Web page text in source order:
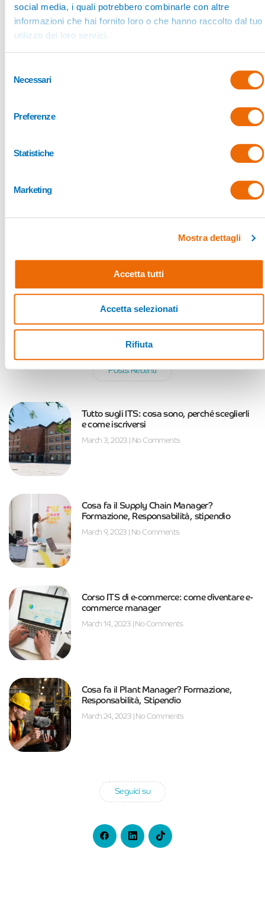
social media, i quali potrebbero combinarle con altre
informazioni che hai fornito loro o che hanno raccolto dal tuo
utilizzo dei loro servizi.
delNecessari
Preferenze
Statistiche
Marketing
Mostra dettagli
Accetta tutti
Accetta selezionati
Rifiuta
ricevimento e lo smistamento delle merci. Proprio per questo, a
fronte della sua formazione specialistica, attualmente, è una figura
altamente richiesta nel mondo del lavoro del settore della logistica.
Condividi questo articolo su:
ARTICOLO PRECEDENTE
I 10 migliori ecommerce italiani (e perché lo sono)
PROSSIMO ARTICOLO
Posts Recenti
Tutto sugli ITS: cosa sono, perché sceglierli
e come iscriversi
March 3, 2023 No Comments
Cosa fa il Supply Chain Manager?
Formazione, Responsabilità, stipendio
March 9, 2023 No Comments
Corso ITS di e-commerce: come diventare e-
commerce manager
March 14, 2023 No Comments
Cosa fa il Plant Manager? Formazione,
Responsabilità, Stipendio
March 24, 2023 No Comments
Seguici su